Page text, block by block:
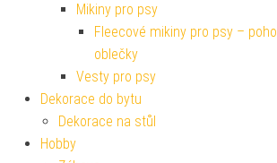
Mikiny pro psy
Fleecové mikiny pro psy –
oblečky
Vesty pro psy
Dekorace do bytu
Dekorace na stůl
Hobby